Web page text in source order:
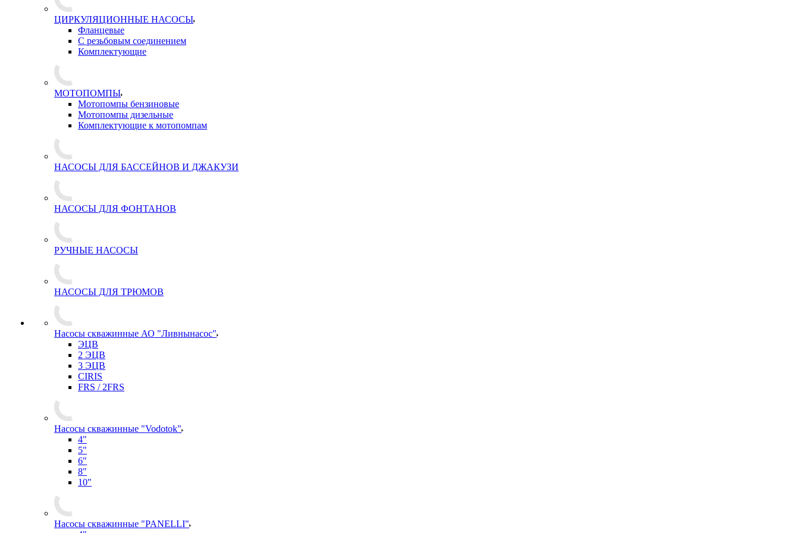
ЦИРКУЛЯЦИОННЫЕ НАСОСЫ
Фланцевые
С резьбовым соединением
Комплектующие
МОТОПОМПЫ
Мотопомпы бензиновые
Мотопомпы дизельные
Комплектующие к мотопомпам
НАСОСЫ ДЛЯ БАССЕЙНОВ И ДЖАКУЗИ
НАСОСЫ ДЛЯ ФОНТАНОВ
РУЧНЫЕ НАСОСЫ
НАСОСЫ ДЛЯ ТРЮМОВ
Насосы скважинные АО "Ливнынасос"
ЭЦВ
2 ЭЦВ
3 ЭЦВ
CIRIS
FRS / 2FRS
Насосы скважинные "Vodotok"
4"
5"
6"
8"
10"
Насосы скважинные "PANELLI"